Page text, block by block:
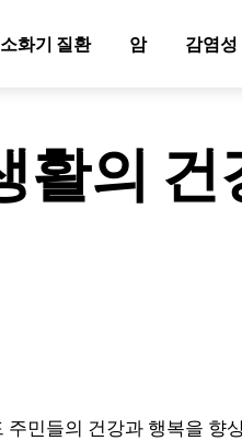
소화기 질환 암 감염성
활의 건
민들의 건강과 행복을 향